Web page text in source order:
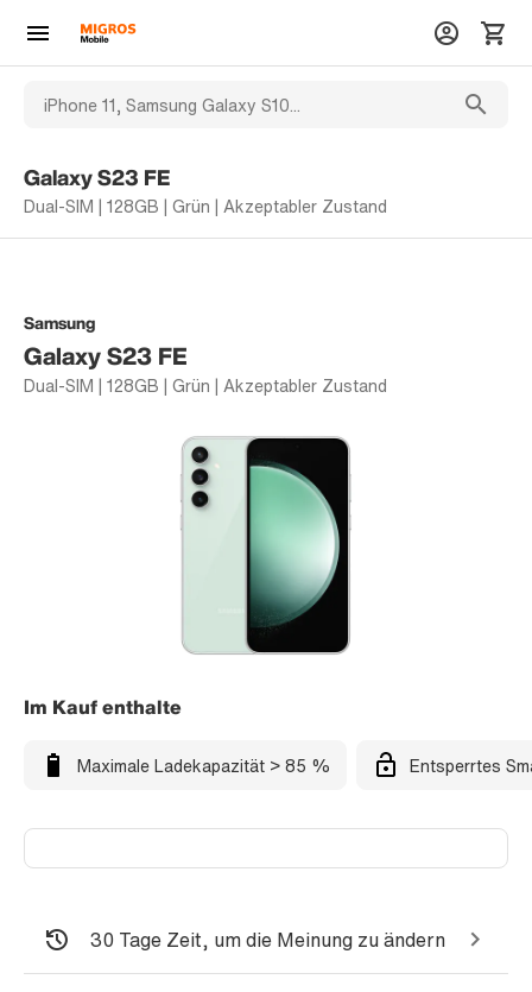
Galaxy S23 FE
Dual-SIM | 128GB | Grün | Akzeptabler Zustand
Samsung
Galaxy S23 FE
Dual-SIM | 128GB | Grün | Akzeptabler Zustand
Im Kauf enthalte
Maximale Ladekapazität > 85 % Entsperrtes
30 Tage Zeit, um die Meinung zu ändern